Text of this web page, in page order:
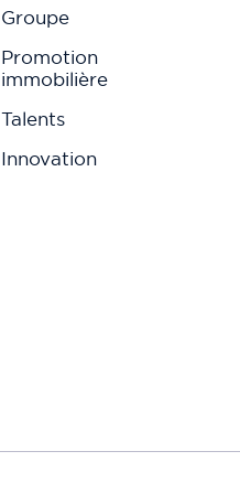
Groupe
Promotion
immobilière
Talents
Innovation